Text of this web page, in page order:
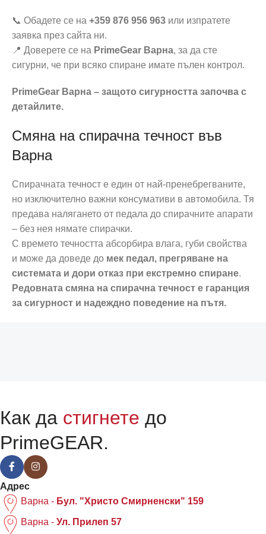
📞 Обадете се на +359 876 956 963 или изпратете
заявка през сайта ни.
📍 Доверете се на PrimeGear Варна, за да сте
сигурни, че при всяко спиране имате пълен контрол.
PrimeGear Варна – защото сигурността започва с
детайлите.
Смяна на спирачна течност във
Варна
Спирачната течност е един от най-пренебрегваните,
но изключително важни консумативи в автомобила. Тя
предава налягането от педала до спирачните апарати
– без нея нямате спирачки.
С времето течността абсорбира влага, губи свойства
и може да доведе до мек педал, прегряване на
системата и дори отказ при екстремно спиране.
Редовната смяна на спирачна течност е гаранция
за сигурност и надеждно поведение на пътя.
Как да стигнете до
PrimeGEAR.
Адрес
Варна - Бул. "Христо Смирненски" 159
Варна - Ул. Прилеп 57